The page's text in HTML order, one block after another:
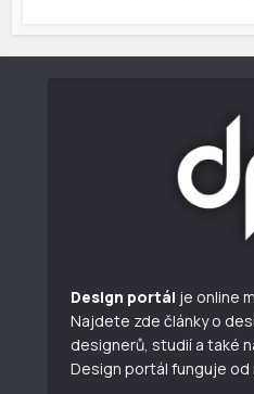
Design portál je online
Najdete zde články o
designerů, studií a také
Design portál funguje od